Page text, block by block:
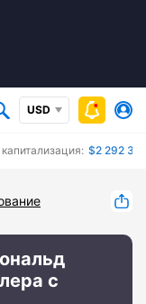
USD
$2 292
с